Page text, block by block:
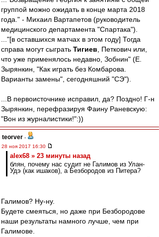
группой можно ожидать в конце марта 2018
года." - Михаил Вартапетов (руководитель
медицинского департамента "Спартака").
..."[в оставшихся матчах в этом году] Тогда
справа могут сыграть Тигиев , Петкович или,
что уже применялось недавно, Зобнин" (Е.
Зырянкин, "Как играть без Комбарова.
Варианты замены", сегодняшний "СЭ").
...В первоисточнике исправил, да? Поздно! Г-н
Зырянкин, перефразируя Фаину Раневскую:
"Вон из журналистики!":))
teorver -
28 ноя 2017 16:30
alex68 » 23 минуты назад
блян, почему нас судит не Галимов из Улан-
Удэ (как ишаков), а Безбородов из Питера?
Галимов? Ну-ну.
Будете смеяться, но даже при Безбородове
наши результаты намного лучше, чем при
Галимове.